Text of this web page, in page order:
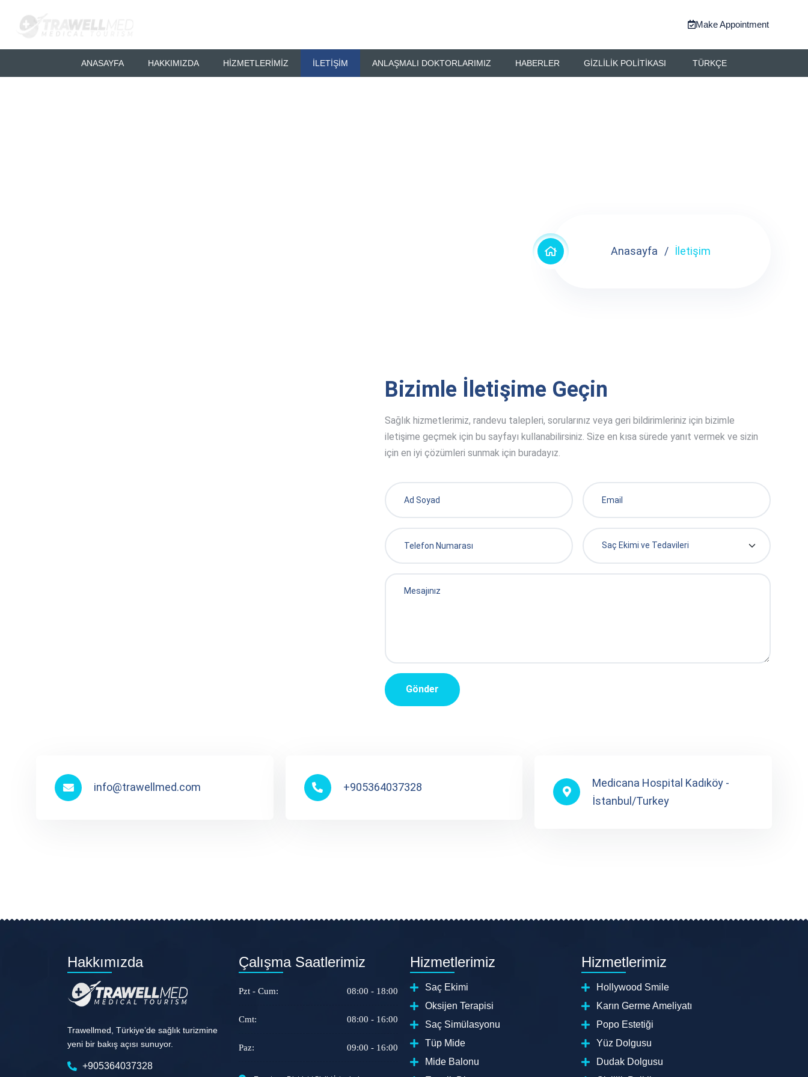
Make Appointment
ANASAYFA HAKKIMIZDA HIZMETLERIMIZ İLETIŞIM ANLAŞMALI DOKTORLARIMIZ HABERLER GIZLILIK POLITIKASI TÜRKÇE
Anasayfa İletişim
Bizimle İletişime Geçin
Sağlık hizmetlerimiz, randevu talepleri, sorularınız veya geri bildirimleriniz için bizimle
iletişime geçmek için bu sayfayı kullanabilirsiniz. Size en kısa sürede yanıt vermek ve sizin
için en iyi çözümleri sunmak için buradayız.
Gönder
info@trawellmed.com +905364037328
Medicana Hospital Kadıköy -
İstanbul/Turkey
Hakkımızda
Trawellmed, Türkiye’de sağlık turizmine
yeni bir bakış açısı sunuyor.
+905364037328
Çalışma Saatlerimiz
Pzt - Cum: 08:00 - 18:00
Cmt: 08:00 - 16:00
Paz: 09:00 - 16:00
Hizmetlerimiz
Saç Ekimi
Oksijen Terapisi
Saç Simülasyonu
Tüp Mide
Mide Balonu
Hizmetlerimiz
Hollywood Smile
Karın Germe Ameliyatı
Popo Estetiği
Yüz Dolgusu
Dudak Dolgusu